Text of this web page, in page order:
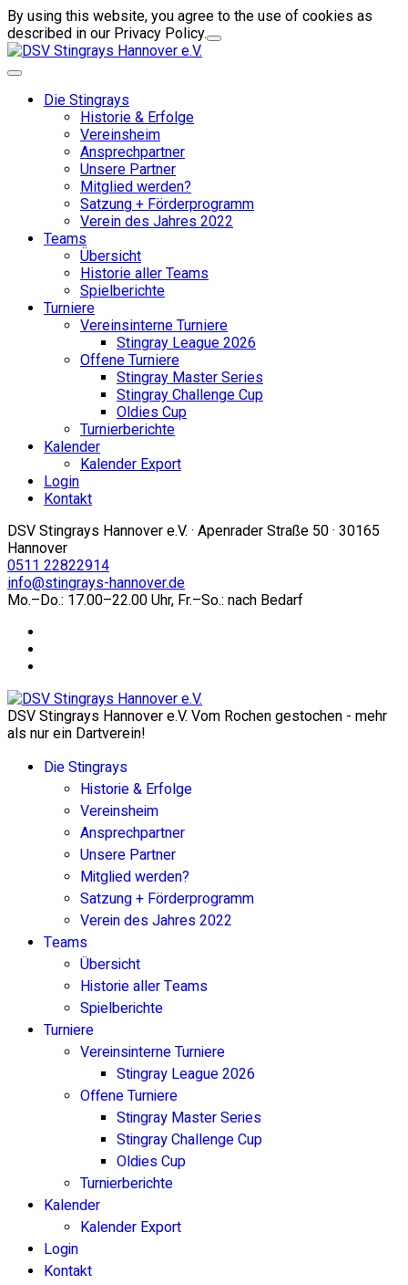
By using this website, you agree to the use of cookies as
described in our Privacy Policy.
Die Stingrays
Historie & Erfolge
Vereinsheim
Ansprechpartner
Unsere Partner
Mitglied werden?
Satzung + Förderprogramm
Verein des Jahres 2022
Teams
Übersicht
Historie aller Teams
Spielberichte
Turniere
Vereinsinterne Turniere
Stingray League 2026
Offene Turniere
Stingray Master Series
Stingray Challenge Cup
Oldies Cup
Turnierberichte
Kalender
Kalender Export
Login
Kontakt
DSV Stingrays Hannover e.V. · Apenrader Straße 50 · 30165
Hannover
0511 22822914
info@stingrays-hannover.de
Mo.–Do.: 17.00–22.00 Uhr, Fr.–So.: nach Bedarf
DSV Stingrays Hannover e.V. Vom Rochen gestochen - mehr
als nur ein Dartverein!
Die Stingrays
Historie & Erfolge
Vereinsheim
Ansprechpartner
Unsere Partner
Mitglied werden?
Satzung + Förderprogramm
Verein des Jahres 2022
Teams
Übersicht
Historie aller Teams
Spielberichte
Turniere
Vereinsinterne Turniere
Stingray League 2026
Offene Turniere
Stingray Master Series
Stingray Challenge Cup
Oldies Cup
Turnierberichte
Kalender
Kalender Export
Login
Kontakt